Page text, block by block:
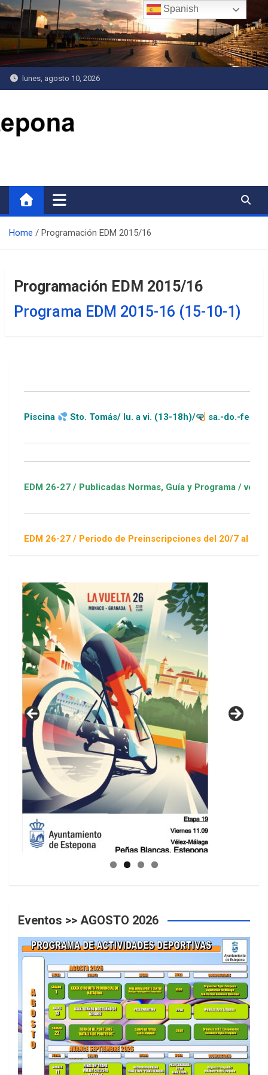
Saltar
contenido
lunes, agosto 10, 2026
Home Programación EDM 2015/16
Programación EDM 2015/16
Programa EDM 2015-16 (15-10-1)
Sto. Tomás/ lu. a vi. (13-18h)/ sa.-do.-festivos
26-27 / Publicadas Normas, Guía y Programa / ver
26-27 / Periodo de Preinscripciones del 20/7 al 16/8 /
GUIA DE INSTALACIONES DEPORTIVAS
Eventos >> AGOSTO 2026
Spanish